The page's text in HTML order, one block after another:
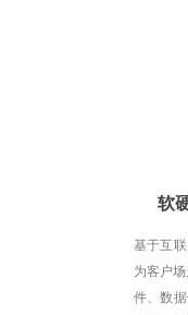
软
基于互
为客户
件、数